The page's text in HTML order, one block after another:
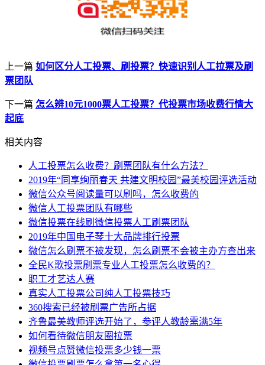
上一篇 如何区分人工投票、刷投票？快速识别人工拉票及刷
票团队
下一篇 怎么辨10元1000票人工投票？代投票市场收费行情大
起底
相关内容
人工投票怎么收费？刷票团队有什么方法？
2019年“同享绚丽春天 共建文明校园”最美校园评选活动
微信公众号阅读量可以刷吗，怎么收费的
微信人工投票团队有哪些
微信投票在线刷微信投票人工刷票团队
2019年中国电子琴十大品牌排行投票
微信怎么刷票不被发现，怎么刷票不会被主办方查出来
全民K歌投票刷票专业人工投票怎么收费的？
职工才艺达人赛
真实人工投票公司纯人工投票技巧
360搜索已经被刷票广告所占据
齐鲁最美教师评选开始了，参评人教龄需满5年
如何看待微信朋友圈拉票
视频号点赞微信投票多少钱一票